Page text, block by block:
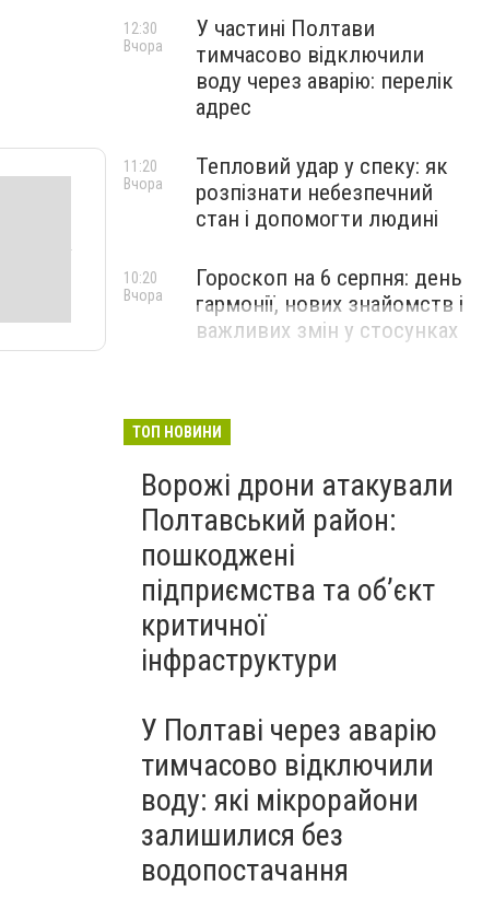
У частині Полтави
тимчасово відключили
воду через аварію: перелік
адрес
12:30
Вчора
Тепловий удар у спеку: як
розпізнати небезпечний
стан і допомогти людині
11:20
Вчора
Гороскоп на 6 серпня: день
гармонії, нових знайомств і
важливих змін у стосунках
10:20
Вчора
ТОП НОВИНИ
Ворожі дрони атакували
Полтавський район:
пошкоджені
підприємства та об’єкт
критичної
інфраструктури
У Полтаві через аварію
тимчасово відключили
воду: які мікрорайони
залишилися без
водопостачання